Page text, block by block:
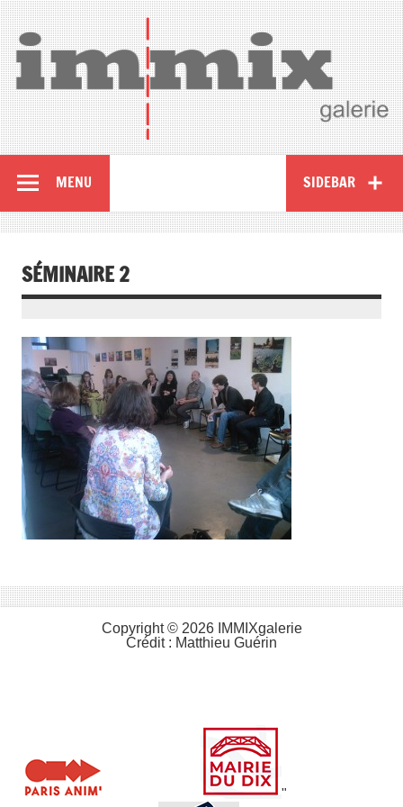
SIDEBAR
MENU
SÉMINAIRE 2
Copyright © 2026 IMMIXgalerie
Crédit : Matthieu Guérin
"